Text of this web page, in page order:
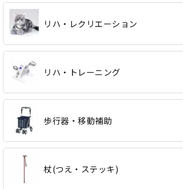
リハ・レクリエーション
リハ・トレーニング
歩行器・移動補助
杖(つえ・ステッキ)